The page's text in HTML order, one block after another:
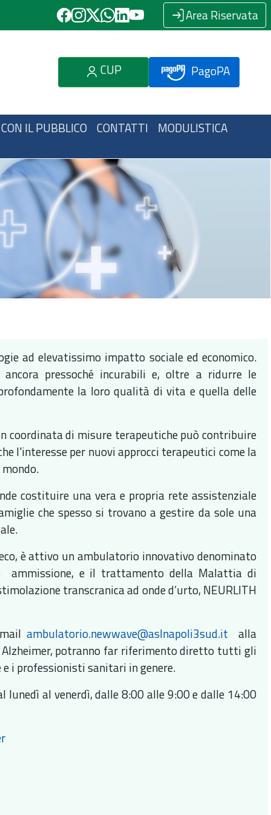
Area Riservata
CUP PagoPA
IL PUBBLICO CONTATTI MODULISTICA
ad elevatissimo impatto sociale ed economico.
pressoché incurabili e, oltre a ridurre le
la loro qualità di vita e quella delle
di misure terapeutiche può contribuire
l'interesse per nuovi approcci terapeutici come la
costituire una vera e propria rete assistenziale
che spesso si trovano a gestire da sole una
è attivo un ambulatorio innovativo denominato
ammissione, e il trattamento della Malattia di
transcranica ad onde d’urto, NEURLITH
ambulatorio.newwave@aslnapoli3sud.it alla
potranno far riferimento diretto tutti gli
i professionisti sanitari in genere.
lunedì al venerdì, dalle 8:00 alle 9:00 e dalle 14:00